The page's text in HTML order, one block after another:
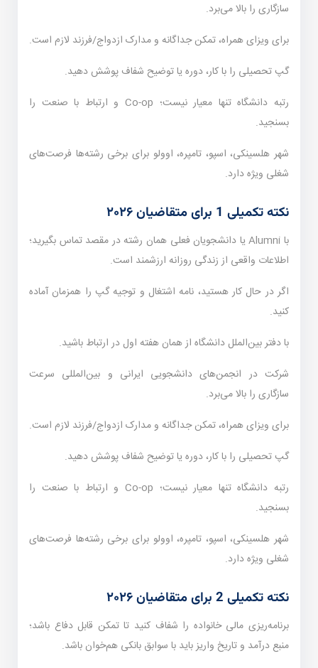
سازگاری را بالا می‌برد.
برای ویزای همراه، تمکن جداگانه و مدارک ازدواج/فرزند لازم است.
گپ تحصیلی را با کار، دوره یا توضیح شفاف پوشش دهید.
رتبه دانشگاه تنها معیار نیست؛ Co-op و ارتباط با صنعت را
بسنجید.
شهر هلسینکی، اسپو، تامپره، اوولو برای برخی رشته‌ها فرصت‌های
شغلی ویژه دارد.
نکته تکمیلی 1 برای متقاضیان ۲۰۲۶
با Alumni یا دانشجویان فعلی همان رشته در مقصد تماس بگیرید؛
اطلاعات واقعی از زندگی روزانه ارزشمند است.
اگر در حال کار هستید، نامه اشتغال و توجیه گپ را همزمان آماده
کنید.
با دفتر بین‌الملل دانشگاه از همان هفته اول در ارتباط باشید.
شرکت در انجمن‌های دانشجویی ایرانی و بین‌المللی سرعت
سازگاری را بالا می‌برد.
برای ویزای همراه، تمکن جداگانه و مدارک ازدواج/فرزند لازم است.
گپ تحصیلی را با کار، دوره یا توضیح شفاف پوشش دهید.
رتبه دانشگاه تنها معیار نیست؛ Co-op و ارتباط با صنعت را
بسنجید.
شهر هلسینکی، اسپو، تامپره، اوولو برای برخی رشته‌ها فرصت‌های
شغلی ویژه دارد.
نکته تکمیلی 2 برای متقاضیان ۲۰۲۶
برنامه‌ریزی مالی خانواده را شفاف کنید تا تمکن قابل دفاع باشد؛
منبع درآمد و تاریخ واریز باید با سوابق بانکی هم‌خوان باشد.